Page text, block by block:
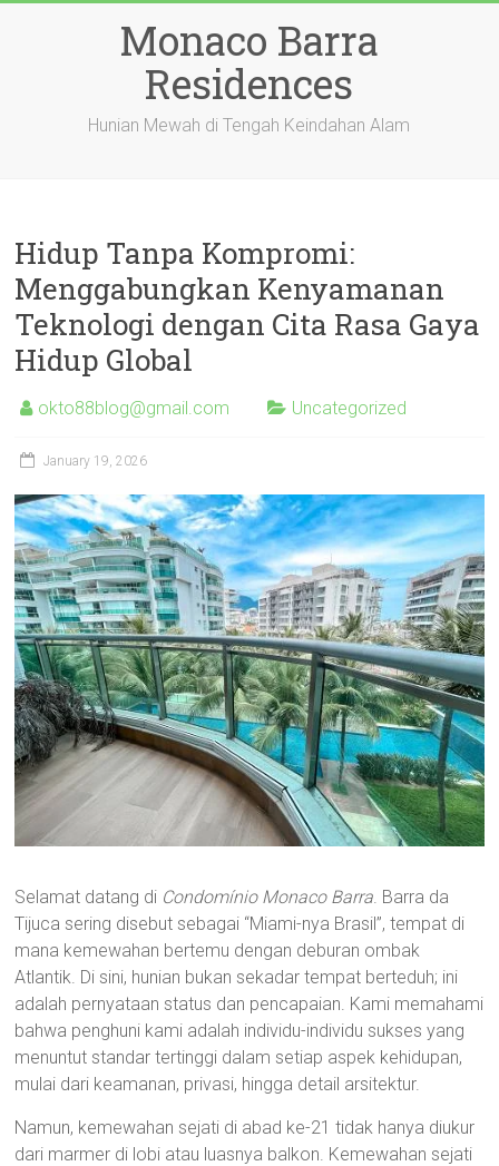
Monaco Barra
Residences
Hunian Mewah di Tengah Keindahan Alam
Hidup Tanpa Kompromi:
Menggabungkan Kenyamanan
Teknologi dengan Cita Rasa Gaya
Hidup Global
okto88blog@gmail.com Uncategorized
January 19, 2026
Selamat datang di Condomínio Monaco Barra. Barra da
Tijuca sering disebut sebagai “Miami-nya Brasil”, tempat di
mana kemewahan bertemu dengan deburan ombak
Atlantik. Di sini, hunian bukan sekadar tempat berteduh; ini
adalah pernyataan status dan pencapaian. Kami memahami
bahwa penghuni kami adalah individu-individu sukses yang
menuntut standar tertinggi dalam setiap aspek kehidupan,
mulai dari keamanan, privasi, hingga detail arsitektur.
Namun, kemewahan sejati di abad ke-21 tidak hanya diukur
dari marmer di lobi atau luasnya balkon. Kemewahan sejati